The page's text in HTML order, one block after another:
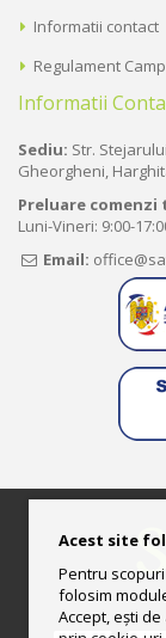
Informatii contact
Regulament
Informatii
Sediu: Str.
Gheorgheni,
Preluare
Luni-Vineri: 9:00-
Email:
Acest site
Pentru
folosim
Accept, ești